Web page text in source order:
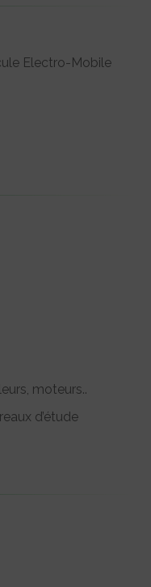
Electro-Mobile
moteurs..
d’étude